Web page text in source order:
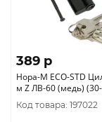
389 p
Нора-М ЕСО-STD
м Z ЛВ-60 (медь)
Код товара: 197022